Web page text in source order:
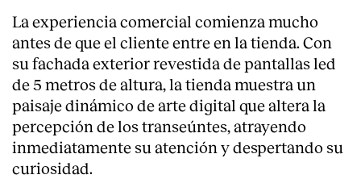
La experiencia comercial comienza mucho
antes de que el cliente entre en la tienda. Con
su fachada exterior revestida de pantallas led
de 5 metros de altura, la tienda muestra un
paisaje dinámico de arte digital que altera la
percepción de los transeúntes, atrayendo
inmediatamente su atención y despertando su
curiosidad.